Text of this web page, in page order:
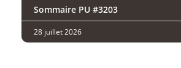
Sommaire PU #3203
28 juillet 2026